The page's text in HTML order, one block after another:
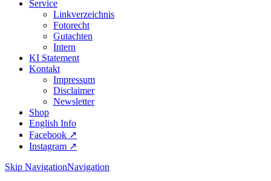
Service
Linkverzeichnis
Fotorecht
Gutachten
Intern
KI Statement
Kontakt
Impressum
Disclaimer
Newsletter
Shop
English Info
Facebook ↗︎
Instagram ↗︎
Skip NavigationNavigation